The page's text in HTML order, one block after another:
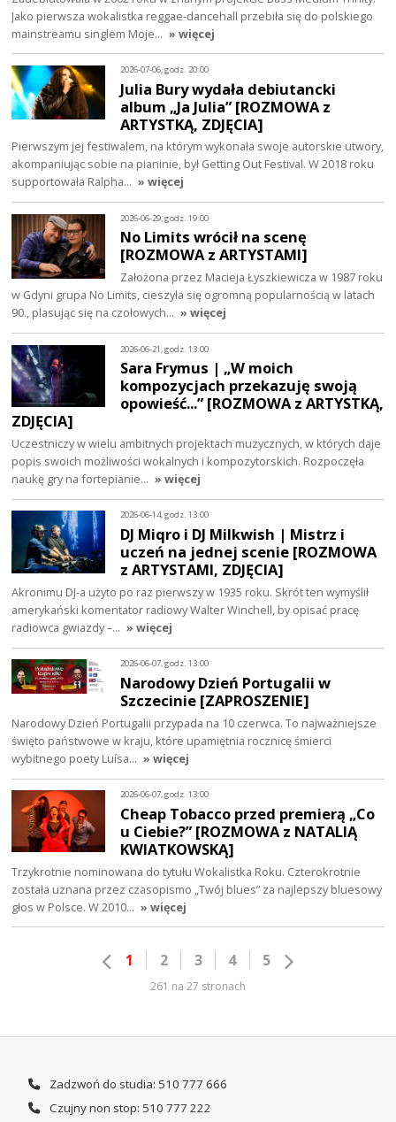
Jako pierwsza wokalistka reggae-dancehall przebiła się do polskiego
mainstreamu singlem Moje… » więcej
2026-07-06, godz. 20:00
Julia Bury wydała debiutancki
album „Ja Julia” [ROZMOWA z
ARTYSTKĄ, ZDJĘCIA]
Pierwszym jej festiwalem, na którym wykonała swoje autorskie utwory,
akompaniując sobie na pianinie, był Getting Out Festival. W 2018 roku
supportowała Ralpha… » więcej
2026-06-29, godz. 19:00
No Limits wrócił na scenę
[ROZMOWA z ARTYSTAMI]
Założona przez Macieja Łyszkiewicza w 1987 roku
w Gdyni grupa No Limits, cieszyła się ogromną popularnością w latach
90., plasując się na czołowych… » więcej
2026-06-21, godz. 13:00
Sara Frymus | „W moich
kompozycjach przekazuję swoją
opowieść...” [ROZMOWA z ARTYSTKĄ,
ZDJĘCIA]
Uczestniczy w wielu ambitnych projektach muzycznych, w których daje
popis swoich możliwości wokalnych i kompozytorskich. Rozpoczęła
naukę gry na fortepianie… » więcej
2026-06-14, godz. 13:00
DJ Miqro i DJ Milkwish | Mistrz i
uczeń na jednej scenie [ROZMOWA
z ARTYSTAMI, ZDJĘCIA]
Akronimu DJ-a użyto po raz pierwszy w 1935 roku. Skrót ten wymyślił
amerykański komentator radiowy Walter Winchell, by opisać pracę
radiowca gwiazdy –… » więcej
2026-06-07, godz. 13:00
Narodowy Dzień Portugalii w
Szczecinie [ZAPROSZENIE]
Narodowy Dzień Portugalii przypada na 10 czerwca. To najważniejsze
święto państwowe w kraju, które upamiętnia rocznicę śmierci
wybitnego poety Luísa… » więcej
2026-06-07, godz. 13:00
Cheap Tobacco przed premierą „Co
u Ciebie?” [ROZMOWA z NATALIĄ
KWIATKOWSKĄ]
Trzykrotnie nominowana do tytułu Wokalistka Roku. Czterokrotnie
została uznana przez czasopismo „Twój blues” za najlepszy bluesowy
głos w Polsce. W 2010… » więcej
1 2 3 4 5
261 na 27 stronach
Zadzwoń do studia: 510 777 666
Czujny non stop: 510 777 222